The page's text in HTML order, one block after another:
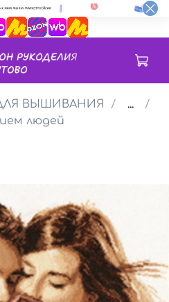
ВЫШИВАНИЯ
...
людей